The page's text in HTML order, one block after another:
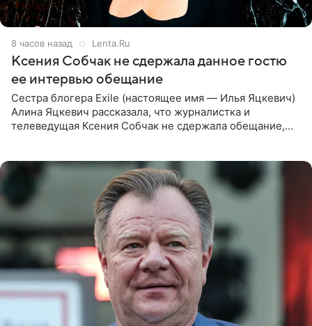
8 часов назад Lenta.Ru
Ксения Собчак не сдержала данное гостю
ее интервью обещание
Сестра блогера Exile (настоящее имя — Илья Яцкевич)
Алина Яцкевич рассказала, что журналистка и
телеведущая Ксения Собчак не сдержала обещание,